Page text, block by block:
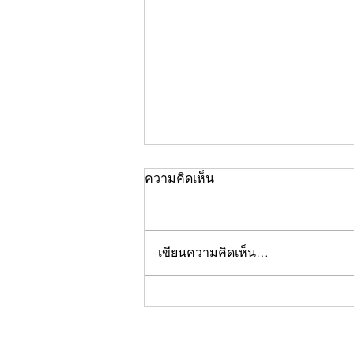
คอลัมน์"จับชีพจรวงการ
ความคิดเห็น
เขียนความคิดเห็น…